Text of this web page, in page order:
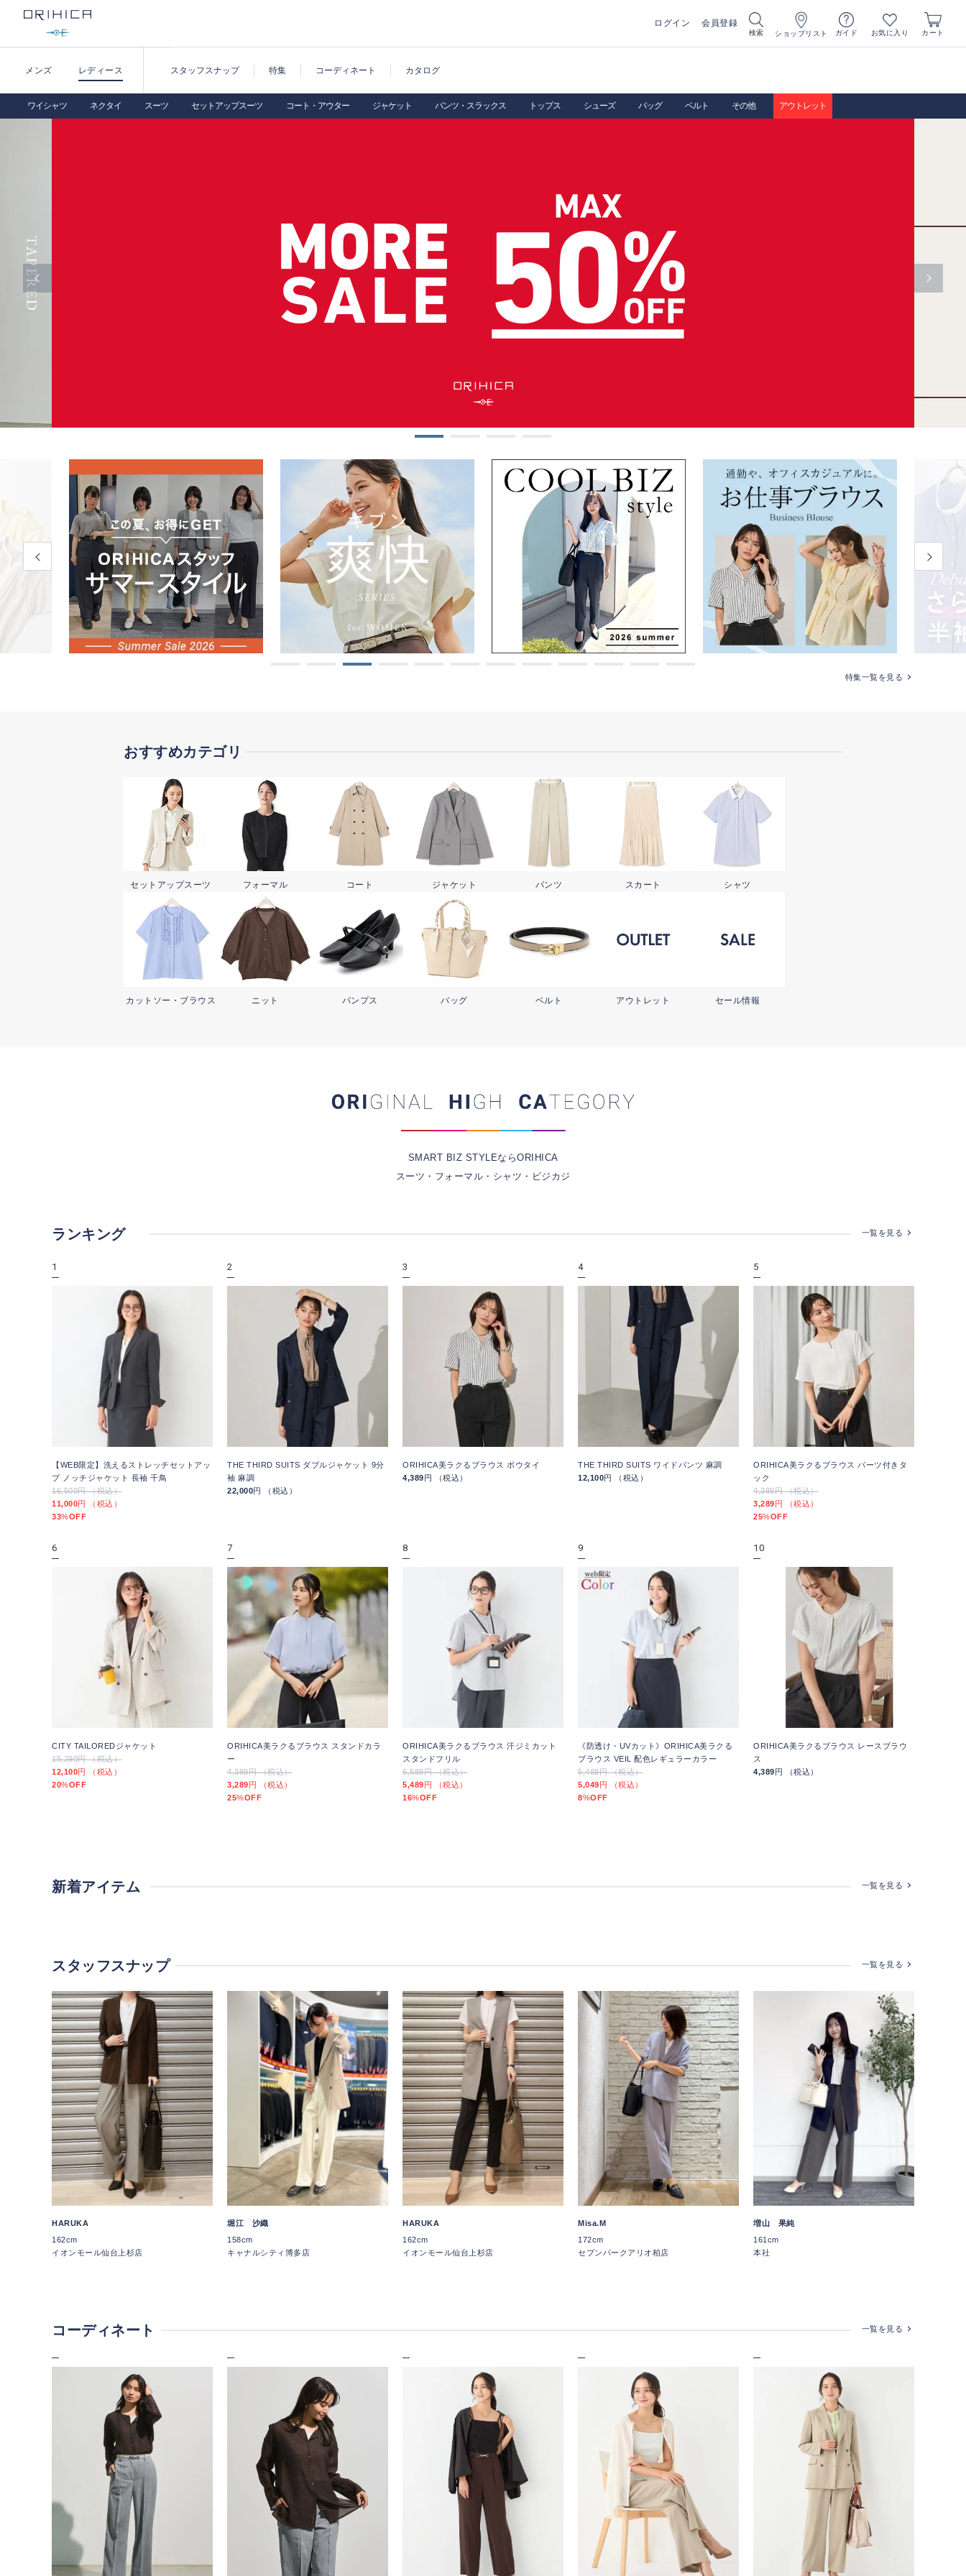
ログイン 会員登録
検索 ショップリスト ガイド お気に入り カート
メンズ レディース スタッフスナップ 特集 コーディネート カタログ
ワイシャツ ネクタイ スーツ セットアップスーツ コート・アウター ジャケット パンツ・スラックス トップス シューズ バッグ ベルト その他 アウトレット
特集一覧を見る
おすすめカテゴリ
セットアップスーツ フォーマル コート ジャケット パンツ スカート シャツ
カットソー・ ブラウス ニット パンプス バッグ ベルト アウトレット セール情報
SMART BIZ STYLEならORIHICA
スーツ・フォーマル・シャツ・ビジカジ
ランキング 一覧を見る
1
【WEB限定】洗えるストレッチセットアッ
プ ノッチジャケット 長袖 千鳥
16,500円 （税込）
11,000円 （税込）
33%OFF
2
THE THIRD SUITS ダブルジャケット 9分
袖 麻調
22,000円 （税込）
3
ORIHICA美ラクるブラウス ボウタイ
4,389円 （税込）
4
THE THIRD SUITS ワイドパンツ 麻調
12,100円 （税込）
5
ORIHICA美ラクるブラウス パーツ付きタ
ック
4,389円 （税込）
3,289円 （税込）
25%OFF
6
CITY TAILOREDジャケット
15,290円 （税込）
12,100円 （税込）
20%OFF
7
ORIHICA美ラクるブラウス スタンドカラ
ー
4,389円 （税込）
3,289円 （税込）
25%OFF
8
ORIHICA美ラクるブラウス 汗ジミカット
スタンドフリル
6,589円 （税込）
5,489円 （税込）
16%OFF
9
《防透け・UVカット》ORIHICA美ラクる
ブラウス VEIL 配色レギュラーカラー
5,489円 （税込）
5,049円 （税込）
8%OFF
10
ORIHICA美ラクるブラウス レースブラウ
ス
4,389円 （税込）
新着アイテム 一覧を見る
スタッフスナップ 一覧を見る
HARUKA
162cm
イオンモール仙台上杉店
堀江 沙織
158cm
キャナルシティ博多店
HARUKA
162cm
イオンモール仙台上杉店
Misa.M
172cm
セブンパークアリオ柏店
増山 果純
161cm
本社
コーディネート 一覧を見る